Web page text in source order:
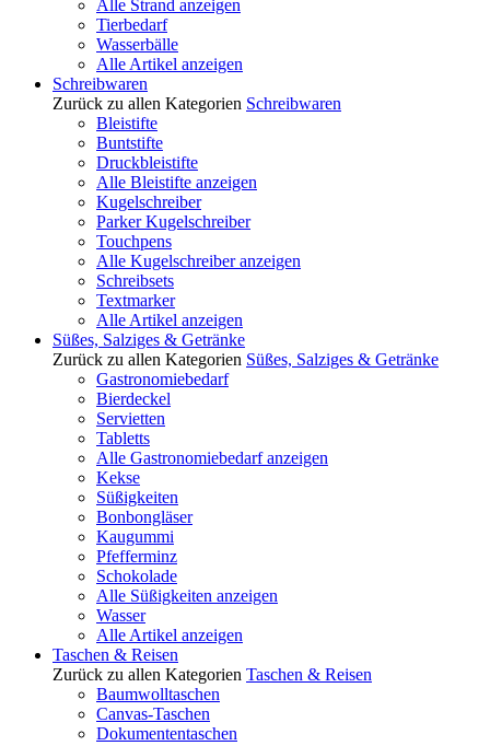
Alle Strand anzeigen
Tierbedarf
Wasserbälle
Alle Artikel anzeigen
Schreibwaren
Zurück zu allen Kategorien Schreibwaren
Bleistifte
Buntstifte
Druckbleistifte
Alle Bleistifte anzeigen
Kugelschreiber
Parker Kugelschreiber
Touchpens
Alle Kugelschreiber anzeigen
Schreibsets
Textmarker
Alle Artikel anzeigen
Süßes, Salziges & Getränke
Zurück zu allen Kategorien Süßes, Salziges & Getränke
Gastronomiebedarf
Bierdeckel
Servietten
Tabletts
Alle Gastronomiebedarf anzeigen
Kekse
Süßigkeiten
Bonbongläser
Kaugummi
Pfefferminz
Schokolade
Alle Süßigkeiten anzeigen
Wasser
Alle Artikel anzeigen
Taschen & Reisen
Zurück zu allen Kategorien Taschen & Reisen
Baumwolltaschen
Canvas-Taschen
Dokumententaschen